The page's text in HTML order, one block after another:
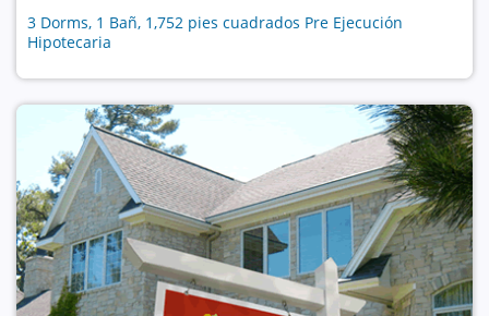
3 Dorms, 1 Bañ, 1,752 pies cuadrados Pre Ejecución
Hipotecaria